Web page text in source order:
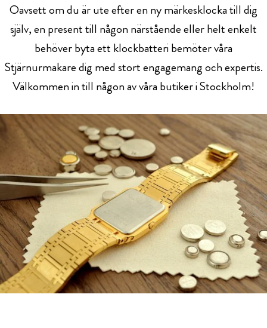
Oavsett om du är ute efter en ny märkesklocka till dig
själv, en present till någon närstående eller helt enkelt
behöver byta ett klockbatteri bemöter våra
Stjärnurmakare dig med stort engagemang och expertis.
Välkommen in till någon av våra butiker i Stockholm!